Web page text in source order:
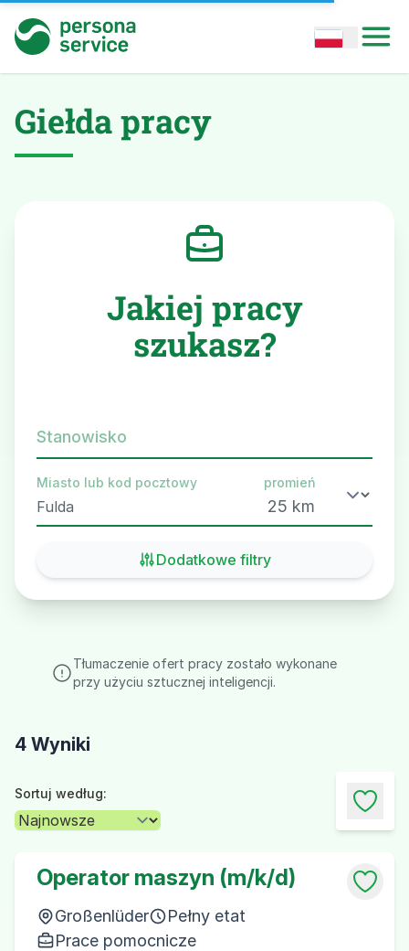
persona service Open options
Giełda pracy
Jakiej pracy
szukasz?
Stanowisko
Miasto lub kod pocztowy promień
Dodatkowe filtry
Tłumaczenie ofert pracy zostało wykonane
przy użyciu sztucznej inteligencji.
4 Wyniki
Sortuj według:
Operator maszyn (m/k/d)
Großenlüder
Pełny etat
Prace pomocnicze